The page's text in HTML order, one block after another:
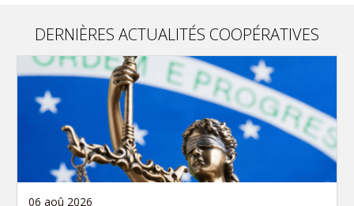
DERNIÈRES ACTUALITÉS COOPÉRATIVES
06 aoû 2026